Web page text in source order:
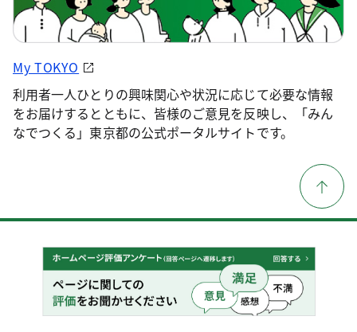
My TOKYO
利用者一人ひとりの興味関心や状況に応じて必要な情報
をお届けするとともに、皆様のご意見を反映し、「みん
なでつくる」東京都の公式ポータルサイトです。